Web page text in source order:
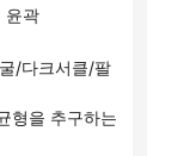
윤곽